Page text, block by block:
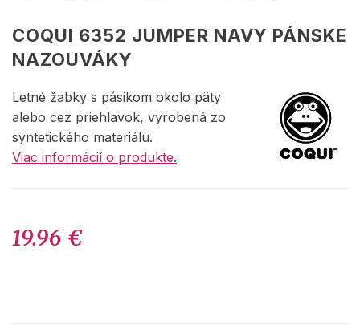
COQUI 6352 JUMPER NAVY PÁNSKE
NAZOUVÁKY
Letné žabky s pásikom okolo päty
alebo cez priehlavok, vyrobená zo
syntetického materiálu.
Viac informácií o produkte.
19.96 €